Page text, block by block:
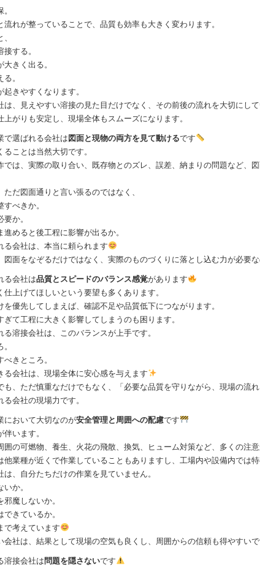
流れが整っていることで、品質も効率も大きく変わります。
する。
きく出る。
。
起きやすくなります。
は、見えやすい溶接の見た目だけでなく、その前後の流れを大切にし
上がりも安定し、現場全体もスムーズになります。
で選ばれる会社は図面と現物の両方を見て動けるです
ることは当然大切です。
では、実際の取り合い、既存物とのズレ、誤差、納まりの問題など、
ただ図面通りと言い張るのではなく、
べきか。
か。
進めると後工程に影響が出るか。
る会社は、本当に頼られます
図面をなぞるだけではなく、実際のものづくりに落とし込む力が必要な
る会社は品質とスピードのバランス感覚があります
仕上げてほしいという要望も多くあります。
を優先してしまえば、確認不足や品質低下につながります。
ぎて工程に大きく影響してしまうのも困ります。
る溶接会社は、このバランスが上手です。
べきところ。
る会社は、現場全体に安心感を与えます
も、ただ慎重なだけでもなく、「必要な品質を守りながら、現場の流れ
る会社の現場力です。
において大切なのが安全管理と周囲への配慮です
います。
囲の可燃物、養生、火花の飛散、換気、ヒューム対策など、多くの注意
他業種が近くで作業していることもありますし、工場内や設備内では特
は、自分たちだけの作業を見ていません。
か。
魔しないか。
きているか。
で考えています
会社は、結果として現場の空気も良くし、周囲からの信頼も得やすいで
溶接会社は問題を隠さないです